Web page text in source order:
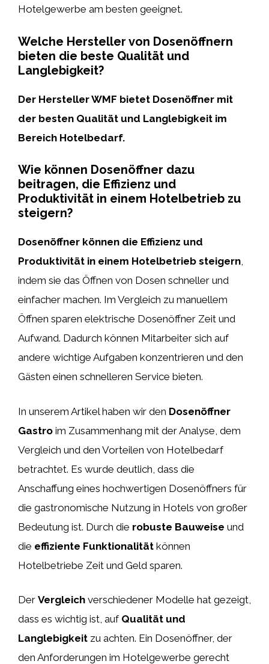
Hotelgewerbe am besten geeignet.
Welche Hersteller von Dosenöffnern
bieten die beste Qualität und
Langlebigkeit?
Der HerstellerWMF bietet Dosenöffner mit
der besten Qualität und Langlebigkeit im
Bereich Hotelbedarf.
Wie können Dosenöffner dazu
beitragen, die Effizienz und
Produktivität in einem Hotelbetrieb zu
steigern?
Dosenöffner können die Effizienz und
Produktivität in einem Hotelbetrieb steigern,
indem sie das Öffnen von Dosen schneller und
einfacher machen. Im Vergleich zu manuellem
Öffnen sparen elektrische Dosenöffner Zeit und
Aufwand. Dadurch können Mitarbeiter sich auf
andere wichtige Aufgaben konzentrieren und den
Gästen einen schnelleren Service bieten.
In unserem Artikel haben wir den Dosenöffner
Gastro im Zusammenhang mit der Analyse, dem
Vergleich und den Vorteilen von Hotelbedarf
betrachtet. Es wurde deutlich, dass die
Anschaffung eines hochwertigen Dosenöffners für
die gastronomische Nutzung in Hotels von großer
Bedeutung ist. Durch die robuste Bauweise und
die effiziente Funktionalität können
Hotelbetriebe Zeit und Geld sparen.
Der Vergleich verschiedener Modelle hat gezeigt,
dass es wichtig ist, auf Qualität und
Langlebigkeit zu achten. Ein Dosenöffner, der
den Anforderungen im Hotelgewerbe gerecht